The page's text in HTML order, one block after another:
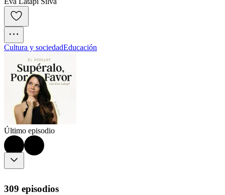
Cultura y sociedadEducación
Último episodio
309 episodios